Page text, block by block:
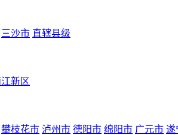
三沙市 直辖县级
新区
攀枝花市 泸州市 德阳市 绵阳市 广元市 遂